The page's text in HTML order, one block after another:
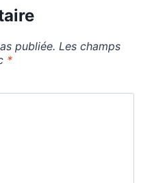
publiée. Les champs
*